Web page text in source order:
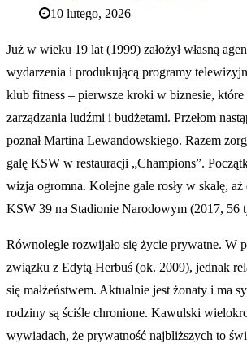
10 lutego, 2026
Już w wieku 19 lat (1999) założył własną
wydarzenia i produkującą programy
klub fitness – pierwsze kroki w biznesie, które
zarządzania ludźmi i budżetami. Przełom
poznał Martina Lewandowskiego. Razem
galę KSW w restauracji „Champions”.
wizja ogromna. Kolejne gale rosły w skalę,
KSW 39 na Stadionie Narodowym (2017, 56
Równolegle rozwijało się życie prywatne. W
związku z Edytą Herbuś (ok. 2009), jednak
się małżeństwem. Aktualnie jest żonaty i ma
rodziny są ściśle chronione. Kawulski
wywiadach, że prywatność najbliższych to